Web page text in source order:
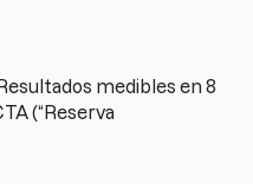
medibles en 8
(“Reserva